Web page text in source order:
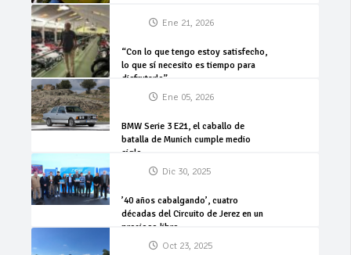
Ene 21, 2026
“Con lo que tengo estoy satisfecho,
lo que sí necesito es tiempo para
disfrutarlo”
Ene 05, 2026
BMW Serie 3 E21, el caballo de
batalla de Munich cumple medio
siglo
Dic 30, 2025
’40 años cabalgando’, cuatro
décadas del Circuito de Jerez en un
precioso libro
Oct 23, 2025